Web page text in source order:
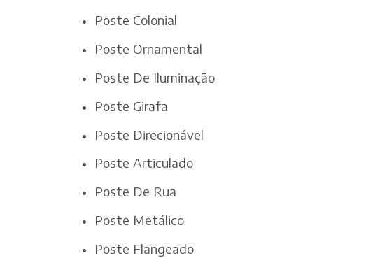
Poste Colonial
Poste Ornamental
Poste De Iluminação
Poste Girafa
Poste Direcionável
Poste Articulado
Poste De Rua
Poste Metálico
Poste Flangeado